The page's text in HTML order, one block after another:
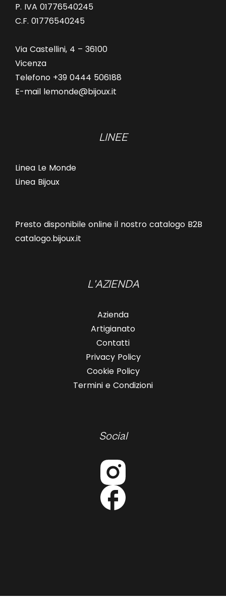
P. IVA 01776540245
C.F. 01776540245
Via Castellini, 4 – 36100
Vicenza
Telefono +39 0444 506188
E-mail lemonde@bijoux.it
LINEE
Linea Le Monde
Linea Bijoux
Presto disponibile online il nostro catalogo B2B
catalogo.bijoux.it
L'AZIENDA
Azienda
Artigianato
Contatti
Privacy Policy
Cookie Policy
Termini e Condizioni
Social